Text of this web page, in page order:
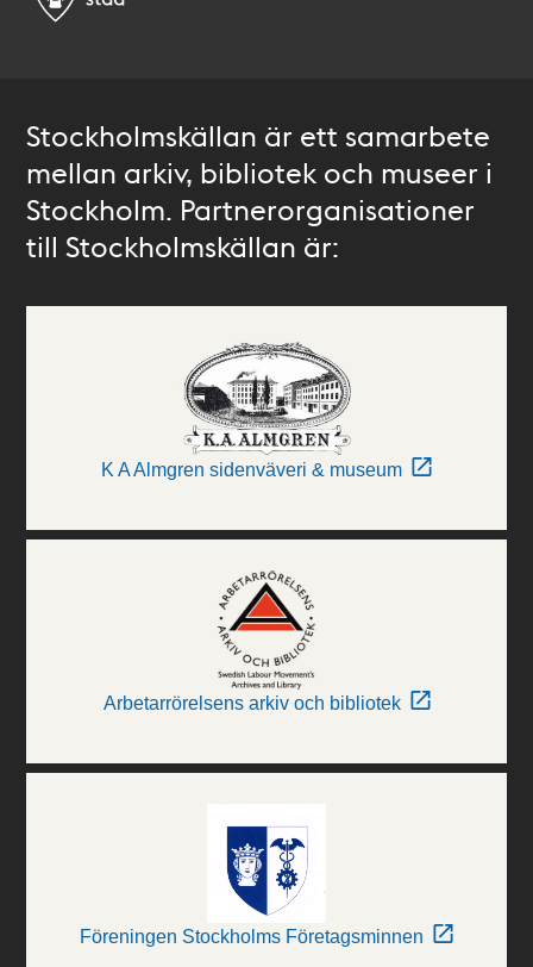
Stockholmskällan är ett samarbete
mellan arkiv, bibliotek och museer i
Stockholm. Partnerorganisationer
till Stockholmskällan är:
K A Almgren sidenväveri & museum
Arbetarrörelsens arkiv och bibliotek
Föreningen Stockholms Företagsminnen